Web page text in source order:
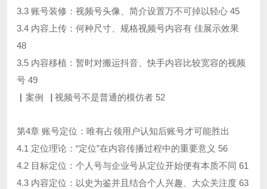
3.3 账号装修：视频号头像、简介设置万不可掉以轻心 45
3.4 内容上传：何种尺寸、规格视频号内容有 佳展示效果
48
3.5 内容移植：暂时对搬运抖音、快手内容比较宽容的视频
号 49
▏案例▕ 视频号不是普通的模仿者 52
第4章 账号定位：唯有占领用户认知后账号才可能胜出
4.1 定位理论：“定位”在内容传播过程中的重要意义 56
4.2 目标定位：个人号与企业号从定位开始便有本质不同 61
4.3 内容定位：以史为鉴并且结合个人兴趣、大众关注度 63